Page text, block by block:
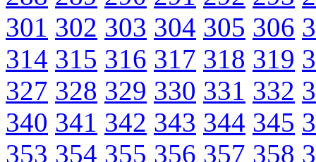
301 302 303 304 305 306
314 315 316 317 318 319
327 328 329 330 331 332
340 341 342 343 344 345
353 354 355 356 357 358